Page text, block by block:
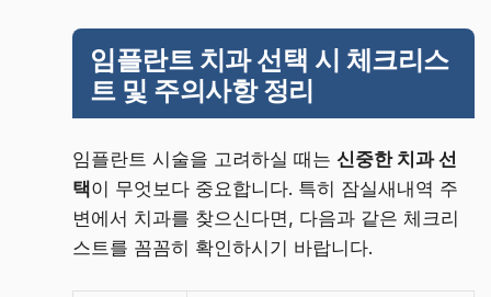
임플란트 치과 선택 시 체크리스
트 및 주의사항 정리
임플란트 시술을 고려하실 때는 신중한 치과 선
택이 무엇보다 중요합니다. 특히 잠실새내역 주
변에서 치과를 찾으신다면, 다음과 같은 체크리
스트를 꼼꼼히 확인하시기 바랍니다.